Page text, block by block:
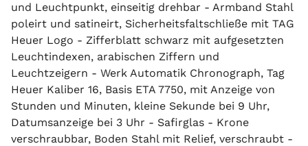
und Leuchtpunkt, einseitig drehbar - Armband Stahl
poleirt und satineirt, Sicherheitsfaltschließe mit TAG
Heuer Logo - Zifferblatt schwarz mit aufgesetzten
Leuchtindexen, arabischen Ziffern und
Leuchtzeigern - Werk Automatik Chronograph, Tag
Heuer Kaliber 16, Basis ETA 7750, mit Anzeige von
Stunden und Minuten, kleine Sekunde bei 9 Uhr,
Datumsanzeige bei 3 Uhr - Safirglas - Krone
verschraubbar, Boden Stahl mit Relief, verschraubt -